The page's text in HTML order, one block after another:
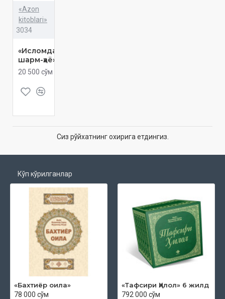
«Azon
kitoblari»
3034
«Исломда
шарм-ҳаё»
20 500 сўм
Сиз рўйхатнинг охирига етдингиз.
Кўп кўрилганлар
«Бахтиёр оила»
78 000 сўм
«Тафсири Ҳилол» 6 жилд
792 000 сўм